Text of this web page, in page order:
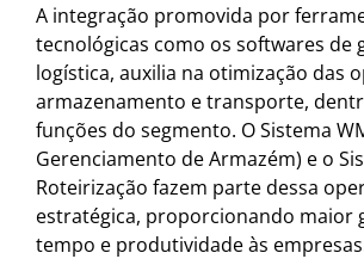
A integração promovida por
tecnológicas como os softwares de
logística, auxilia na otimização das
armazenamento e transporte,
funções do segmento. O Sistema
Gerenciamento de Armazém) e o
Roteirização fazem parte dessa
estratégica, proporcionando maior
tempo e produtividade às